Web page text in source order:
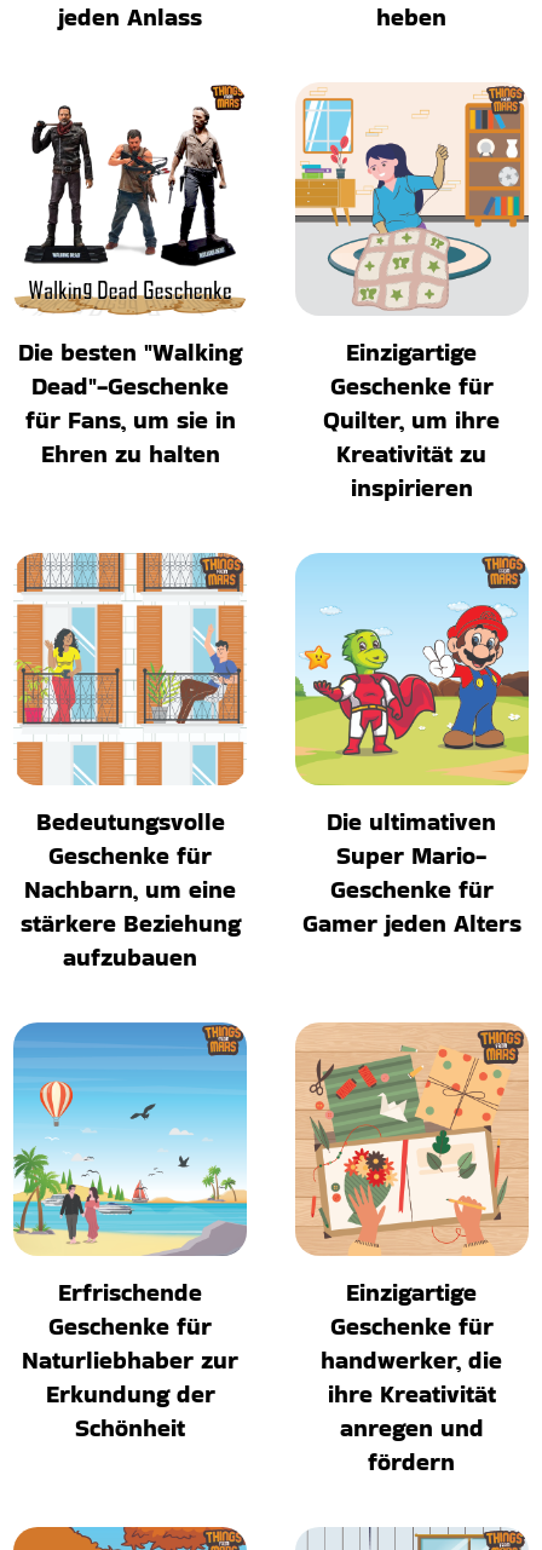
jeden Anlass
heben
Die besten "Walking
Dead"-Geschenke
für Fans, um sie in
Ehren zu halten
Einzigartige
Geschenke für
Quilter, um ihre
Kreativität zu
inspirieren
Bedeutungsvolle
Geschenke für
Nachbarn, um eine
stärkere Beziehung
aufzubauen
Die ultimativen
Super Mario-
Geschenke für
Gamer jeden Alters
Erfrischende
Geschenke für
Naturliebhaber zur
Erkundung der
Schönheit
Einzigartige
Geschenke für
handwerker, die
ihre Kreativität
anregen und
fördern